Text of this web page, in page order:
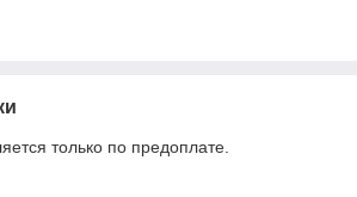
только по предоплате.